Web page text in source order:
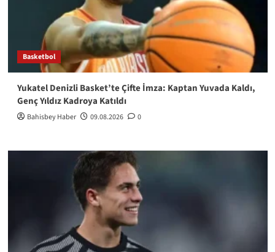
Basketbol
Yukatel Denizli Basket’te Çifte İmza: Kaptan Yuvada Kaldı,
Genç Yıldız Kadroya Katıldı
Bahisbey Haber 09.08.2026 0